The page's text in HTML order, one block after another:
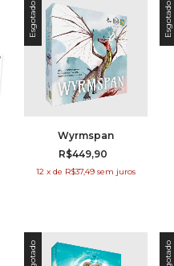
Esgotado
Wyrmspan
R$449,90
12 x de R$37,49 sem juros
Esgotado